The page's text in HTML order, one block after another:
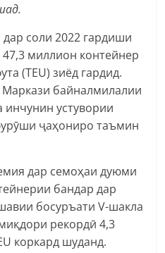
соли 2022 гардиши
миллион контейнер
(TEU) зиёд гардид.
байналмилалии
устувории
ҷаҳониро таъмин
дар семоҳаи дуюми
бандар дар
босуръати V-шакла
рекордӣ 4,3
коркард шуданд.